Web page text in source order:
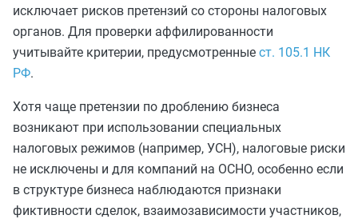
исключает рисков претензий со стороны налоговых
органов. Для проверки аффилированности
учитывайте критерии, предусмотренные ст. 105.1 НК
РФ.
Хотя чаще претензии по дроблению бизнеса
возникают при использовании специальных
налоговых режимов (например, УСН), налоговые риски
не исключены и для компаний на ОСНО, особенно если
в структуре бизнеса наблюдаются признаки
фиктивности сделок, взаимозависимости участников,